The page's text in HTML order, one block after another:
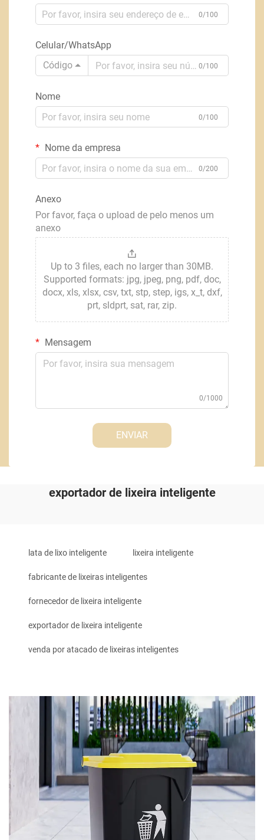
0/100
Celular/WhatsApp
Código
0/100
Nome
0/100
Nome da empresa
0/200
Anexo
Por favor, faça o upload de pelo menos um
anexo
Up to 3 files, each no larger than 30MB.
Supported formats: jpg, jpeg, png, pdf, doc,
docx, xls, xlsx, csv, txt, stp, step, igs, x_t, dxf,
prt, sldprt, sat, rar, zip.
Mensagem
0/1000
ENVIAR
exportador de lixeira inteligente
lata de lixo inteligente lixeira inteligente
fabricante de lixeiras inteligentes
fornecedor de lixeira inteligente
exportador de lixeira inteligente
venda por atacado de lixeiras inteligentes